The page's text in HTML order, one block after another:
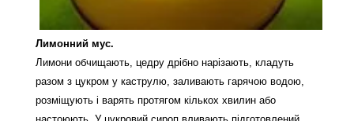
Лимонний мус.
Лимони обчищають, цедру дрібно нарізають, кладуть
разом з цукром у каструлю, заливають гарячою водою,
розміщують і варять протягом кількох хвилин або